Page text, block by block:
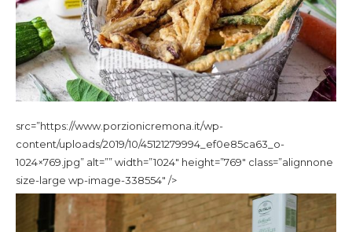
src=”https://www.porzionicremona.it/wp-
content/uploads/2019/10/45121279994_ef0e85ca63_o-
1024×769.jpg” alt=”” width=”1024″ height=”769″ class=”alignnone
size-large wp-image-338554″ />